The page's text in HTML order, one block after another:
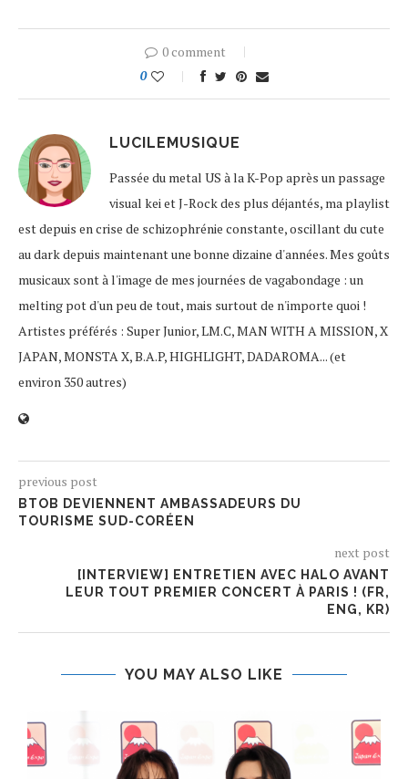
0 comment
0
LUCILEMUSIQUE
Passée du metal US à la K-Pop après un passage
visual kei et J-Rock des plus déjantés, ma playlist
est depuis en crise de schizophrénie constante, oscillant du cute
au dark depuis maintenant une bonne dizaine d'années. Mes goûts
musicaux sont à l'image de mes journées de vagabondage : un
melting pot d'un peu de tout, mais surtout de n'importe quoi !
Artistes préférés : Super Junior, LM.C, MAN WITH A MISSION, X
JAPAN, MONSTA X, B.A.P, HIGHLIGHT, DADAROMA... (et
environ 350 autres)
previous post
BTOB DEVIENNENT AMBASSADEURS DU
TOURISME SUD-CORÉEN
next post
[INTERVIEW] ENTRETIEN AVEC HALO AVANT
LEUR TOUT PREMIER CONCERT À PARIS ! (FR,
ENG, KR)
YOU MAY ALSO LIKE